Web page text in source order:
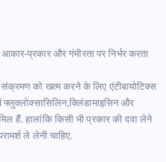
प्रकार और गंभीरता पर निर्भर करता
को खत्म करने के लिए एंटीबायोटिक्स
फ्लुक्लोक्सासिलिन,क्लिंडामाइसिन और
हैं. हालांकि किसी भी प्रकार की दवा लेने
ले लेनीचाहिए.